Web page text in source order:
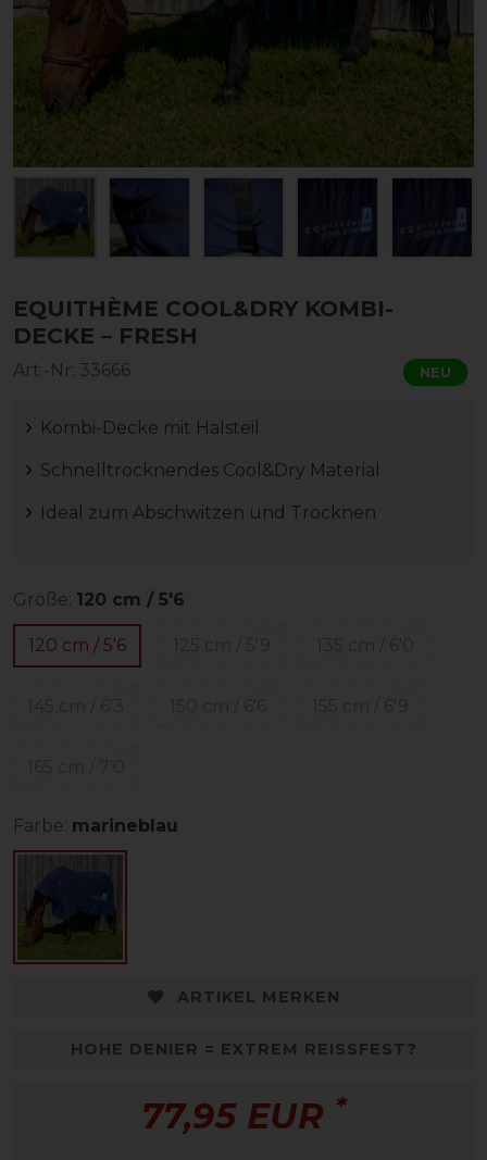
EQUITHÈME COOL&DRY KOMBI-
DECKE – FRESH
Art.-Nr: 33666 NEU
Kombi-Decke mit Halsteil
Schnelltrocknendes Cool&Dry Material
Ideal zum Abschwitzen und Trocknen
Größe: 120 cm / 5'6
120 cm / 5'6
Farbe: marineblau
ARTIKEL MERKEN
HOHE DENIER = EXTREM REISSFEST?
77,95 EUR *